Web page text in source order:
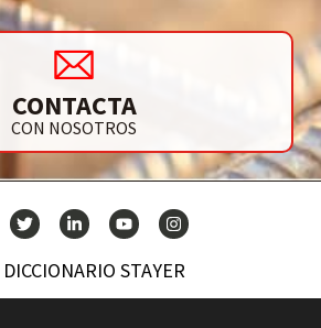
CONTACTA
CON NOSOTROS
DICCIONARIO STAYER